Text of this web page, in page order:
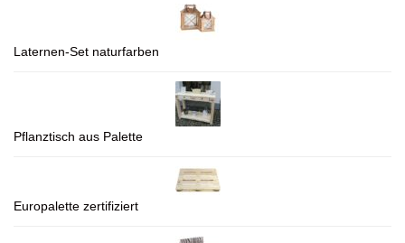
Laternen-Set naturfarben
Pflanztisch aus Palette
Europalette zertifiziert